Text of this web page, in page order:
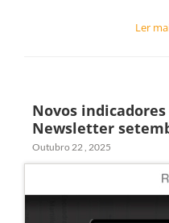
Novos
Newsletter
Outubro 22 , 2025